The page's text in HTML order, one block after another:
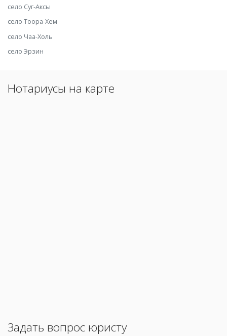
село Суг-Аксы
село Тоора-Хем
село Чаа-Холь
село Эрзин
Нотариусы на карте
Задать вопрос юристу